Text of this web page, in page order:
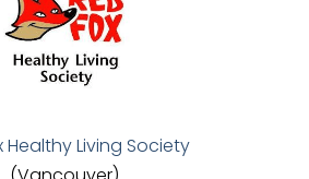
Healthy Living Society